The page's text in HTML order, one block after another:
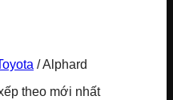
/Alphard
theo mới nhất